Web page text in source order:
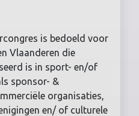
is bedoeld voor
Vlaanderen die
is in sport- en/of
sponsor- &
organisaties,
en/ of culturele